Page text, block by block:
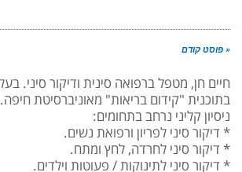
« פוסט קודם
בתוכנית "קידום בריאות" מאוניברסיטת חיפה.
ניסיון קליני נרחב בתחומים:
* דיקור סיני לפריון ורפואת נשים.
* דיקור סיני לחרדה, לחץ ומתח.
* דיקור סיני לתינוקות / פעוטות וילדים.